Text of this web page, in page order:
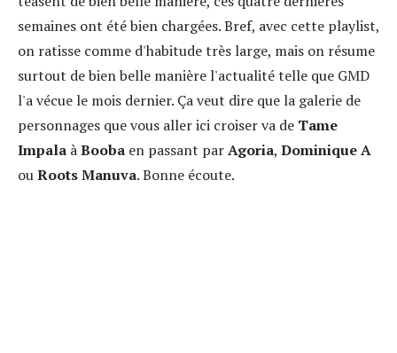
semaines ont été bien chargées. Bref, avec cette playlist,
on ratisse comme d'habitude très large, mais on résume
surtout de bien belle manière l'actualité telle que GMD
l'a vécue le mois dernier. Ça veut dire que la galerie de
personnages que vous aller ici croiser va de Tame
Impala àBooba en passant parAgoria, Dominique A
ouRoots Manuva. Bonne écoute.